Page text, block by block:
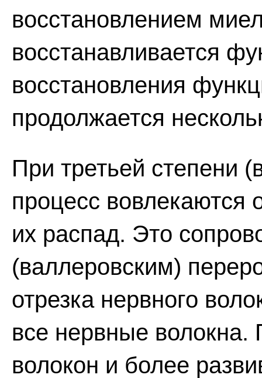
восстановлением
восстанавливается
восстановления
продолжается
При третьей степени
процесс вовлекаются
их распад. Это
(валлеровским)
отрезка нервного
все нервные
волокон и более